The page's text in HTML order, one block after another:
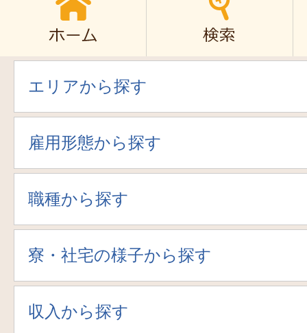
エリアから探す
雇用形態から探す
職種から探す
寮・社宅の様子から探す
収入から探す